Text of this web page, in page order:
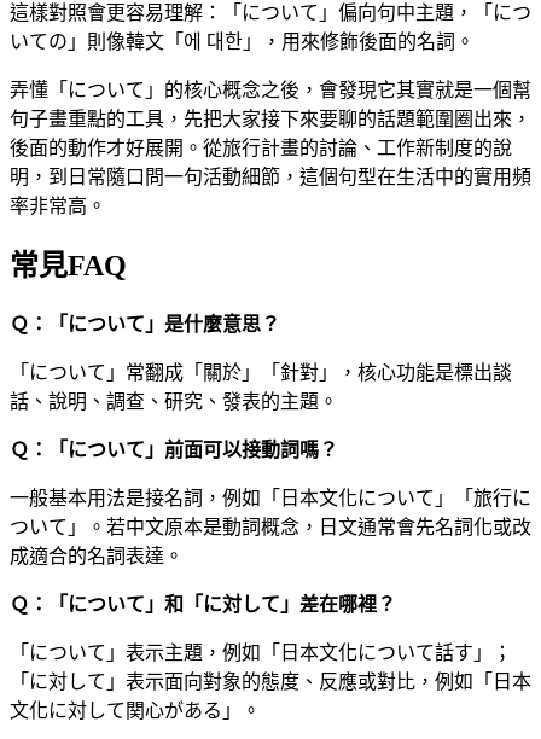
這樣對照會更容易理解：「について」偏向句中主題，「につ
いての」則像韓文「에 대한」，用來修飾後面的名詞。
弄懂「について」的核心概念之後，會發現它其實就是一個幫
句子畫重點的工具，先把大家接下來要聊的話題範圍圈出來，
後面的動作才好展開。從旅行計畫的討論、工作新制度的說
明，到日常隨口問一句活動細節，這個句型在生活中的實用頻
率非常高。
常見FAQ
Ｑ：「について」是什麼意思？
「について」常翻成「關於」「針對」，核心功能是標出談
話、說明、調查、研究、發表的主題。
Ｑ：「について」前面可以接動詞嗎？
一般基本用法是接名詞，例如「日本文化について」「旅行に
ついて」。若中文原本是動詞概念，日文通常會先名詞化或改
成適合的名詞表達。
Ｑ：「について」和「に対して」差在哪裡？
「について」表示主題，例如「日本文化について話す」；
「に対して」表示面向對象的態度、反應或對比，例如「日本
文化に対して関心がある」。